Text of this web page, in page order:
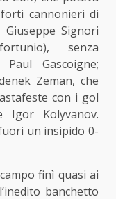
cannonieri di
Signori
senza
Gascoigne;
Zeman, che
con i gol
Igor Kolyvanov.
un insipido 0-
finì quasi ai
banchetto